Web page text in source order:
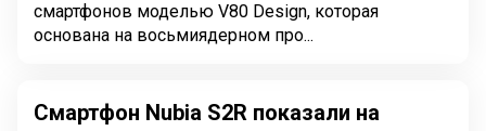
смартфонов моделью V80 Design, которая
основана на восьмиядерном про...
Смартфон Nubia S2R показали на